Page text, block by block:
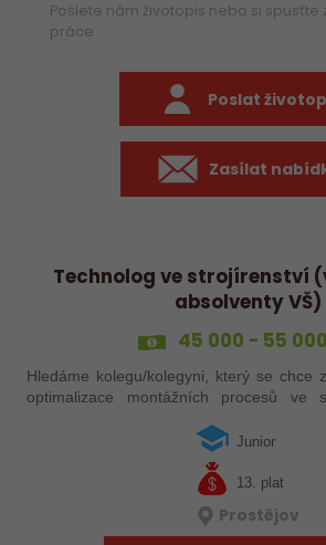
Pošlete nám životopis nebo si
práce
Poslat
Zasílat
Technolog ve strojírenství
absolventy VŠ)
45 000 - 55
Hledáme kolegu/kolegyni, který se chce
optimalizace montážních procesů ve
výrobě a spolupracovat…
Junior
13. plat
Prostějov